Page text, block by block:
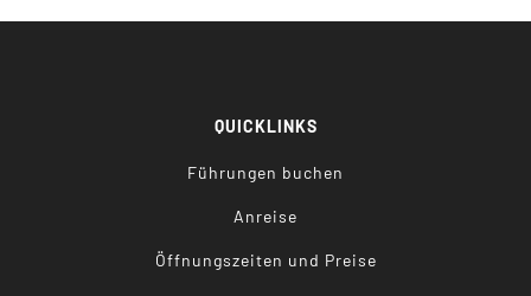
QUICKLINKS
Führungen buchen
Anreise
Öffnungszeiten und Preise